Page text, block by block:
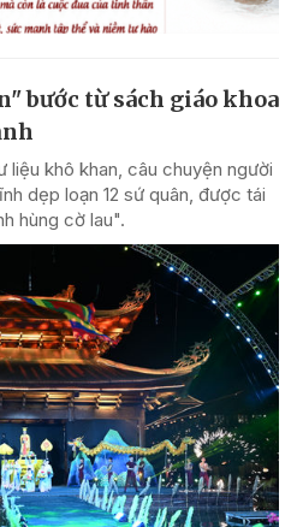
bước từ sách giáo khoa
liệu khô khan, câu chuyện người
dẹp loạn 12 sứ quân, được tái
hùng cờ lau".